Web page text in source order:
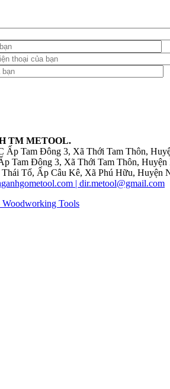
TM METOOL.
Ấp Tam Đông 3, Xã Thới Tam Thôn,
Tam Đông 3, Xã Thới Tam Thôn,
Tổ, Ấp Câu Kê, Xã Phú Hữu, Huyện
| dir.metool@gmail.com
Tools